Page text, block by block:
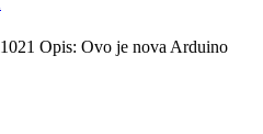
Opis: Ovo je nova Arduino